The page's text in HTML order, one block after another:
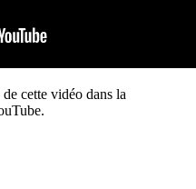
cette vidéo dans la